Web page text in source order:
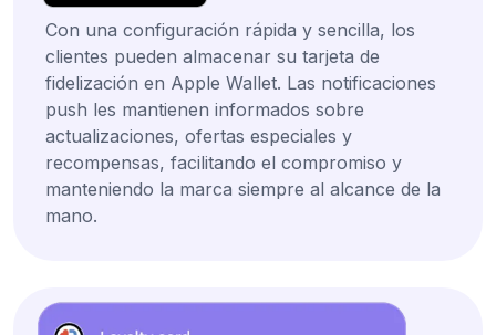
Con una configuración rápida y sencilla, los
clientes pueden almacenar su tarjeta de
fidelización en Apple Wallet. Las notificaciones
push les mantienen informados sobre
actualizaciones, ofertas especiales y
recompensas, facilitando el compromiso y
manteniendo la marca siempre al alcance de la
mano.